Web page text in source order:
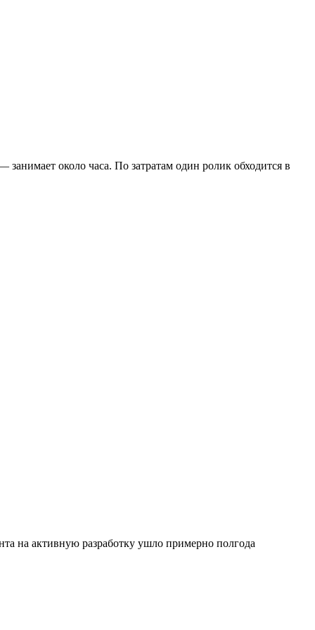
около часа. По затратам один ролик обходится в
на активную разработку ушло примерно полгода